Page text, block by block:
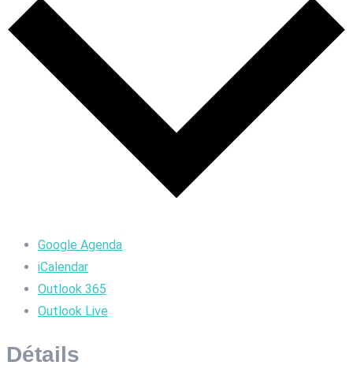
Google Agenda
iCalendar
Outlook 365
Outlook Live
Détails